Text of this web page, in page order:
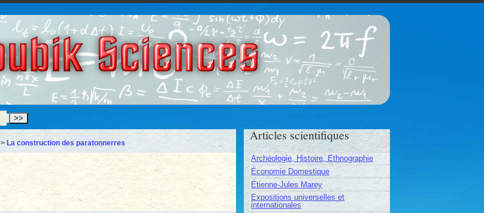
Gloubik Sciences
> La construction des paratonnerres
Articles scientifiques
Archéologie, Histoire, Ethnographie
Économie Domestique
Étienne-Jules Marey
Expositions universelles et
internationales